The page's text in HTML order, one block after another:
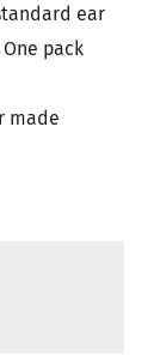
ear
pack
made